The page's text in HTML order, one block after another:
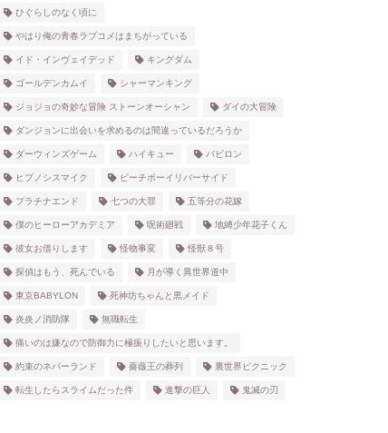
ひぐらしのなく頃に
やはり俺の青春ラブコメはまちがっている
イド・インヴェイデッド キングダム
ゴールデンカムイ シャーマンキング
ジョジョの奇妙な冒険 ストーンオーシャン ダイの大冒険
ダンジョンに出会いを求めるのは間違っているだろうか
ダーウィンズゲーム ハイキュー バビロン
ヒプノシスマイク ピーチボーイリバーサイド
プラチナエンド 七つの大罪 五等分の花嫁
僕のヒーローアカデミア 呪術廻戦 地縛少年花子くん
彼女お借りします 怪物事変 怪獣８号
探偵はもう、死んでいる 月が導く異世界道中
東京BABYLON 死神坊ちゃんと黒メイド
炎炎ノ消防隊 無職転生
痛いのは嫌なので防御力に極振りしたいと思います。
約束のネバーランド 薔薇王の葬列 裏世界ピクニック
転生したらスライムだった件 進撃の巨人 鬼滅の刃